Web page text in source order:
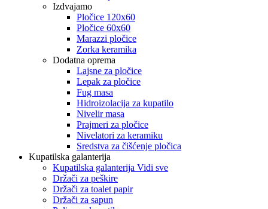
Izdvajamo
Pločice 120x60
Pločice 60x60
Marazzi pločice
Zorka keramika
Dodatna oprema
Lajsne za pločice
Lepak za pločice
Fug masa
Hidroizolacija za kupatilo
Nivelir masa
Prajmeri za pločice
Nivelatori za keramiku
Sredstva za čišćenje pločica
Kupatilska galanterija
Kupatilska galanterija Vidi sve
Držači za peškire
Držači za toalet papir
Držači za sapun